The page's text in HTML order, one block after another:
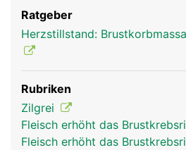
Ratgeber
Herzstillstand:
Rubriken
Zilgrei
Fleisch erhöht das
Fleisch erhöht das